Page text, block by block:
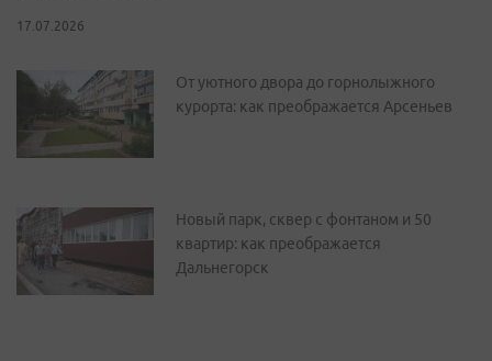
17.07.2026
От уютного двора до горнолыжного
курорта: как преображается Арсеньев
Новый парк, сквер с фонтаном и 50
квартир: как преображается
Дальнегорск